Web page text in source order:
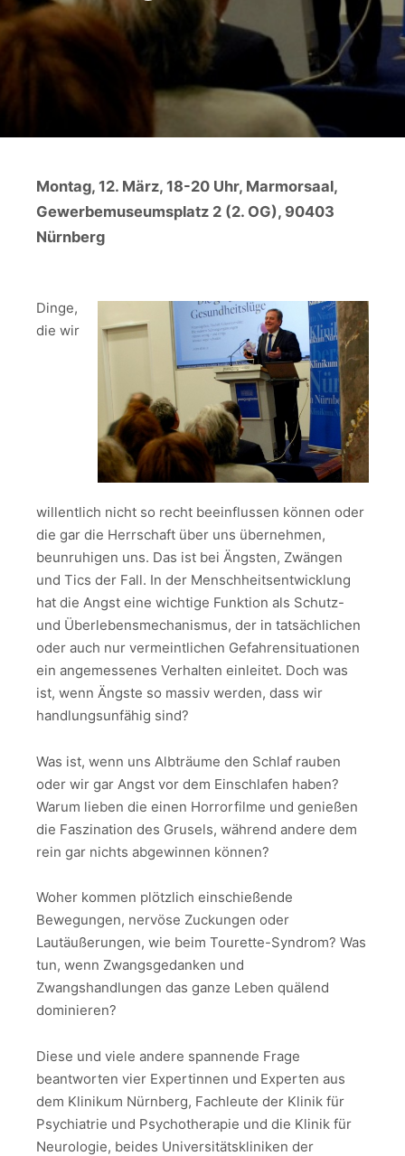
Montag, 12. März, 18-20 Uhr, Marmorsaal,
Gewerbemuseumsplatz 2 (2. OG), 90403
Nürnberg
Dinge,
die wir
willentlich nicht so recht beeinflussen können oder
die gar die Herrschaft über uns übernehmen,
beunruhigen uns. Das ist bei Ängsten, Zwängen
und Tics der Fall. In der Menschheitsentwicklung
hat die Angst eine wichtige Funktion als Schutz-
und Überlebensmechanismus, der in tatsächlichen
oder auch nur vermeintlichen Gefahrensituationen
ein angemessenes Verhalten einleitet. Doch was
ist, wenn Ängste so massiv werden, dass wir
handlungsunfähig sind?
Was ist, wenn uns Albträume den Schlaf rauben
oder wir gar Angst vor dem Einschlafen haben?
Warum lieben die einen Horrorfilme und genießen
die Faszination des Grusels, während andere dem
rein gar nichts abgewinnen können?
Woher kommen plötzlich einschießende
Bewegungen, nervöse Zuckungen oder
Lautäußerungen, wie beim Tourette-Syndrom? Was
tun, wenn Zwangsgedanken und
Zwangshandlungen das ganze Leben quälend
dominieren?
Diese und viele andere spannende Frage
beantworten vier Expertinnen und Experten aus
dem Klinikum Nürnberg, Fachleute der Klinik für
Psychiatrie und Psychotherapie und die Klinik für
Neurologie, beides Universitätskliniken der